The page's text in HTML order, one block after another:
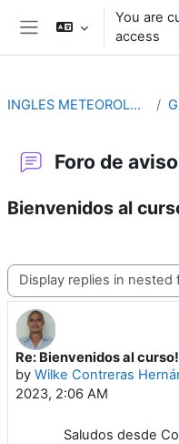
Skip to main content
You are
access
INGLES METEOROLÓGICO AERONAUTICO (4ª ED.)
Foro de
Bienvenidos al
Display mode
Re: Bienvenidos al
by Wilke Contreras
2023, 2:06 AM
Number of replies: 0
Saludos desde